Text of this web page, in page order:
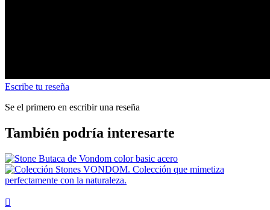
Escribe tu reseña
Se el primero en escribir una reseña
También podría interesarte
